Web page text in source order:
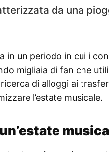
da una
in un periodo in cui i
migliaia di fan che
di alloggi ai
l’estate musicale.